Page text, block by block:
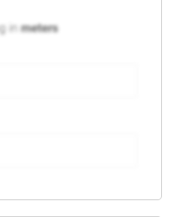
inmeters